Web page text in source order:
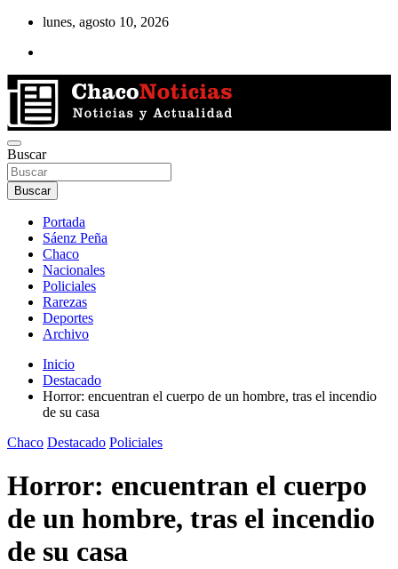
Saltar
contenido
lunes, agosto 10, 2026
Chaco Noticias
Noticias de la región del Chaco
Buscar
Buscar
Portada
Sáenz Peña
Chaco
Nacionales
Policiales
Rarezas
Deportes
Archivo
Inicio
Destacado
Horror: encuentran el cuerpo de un hombre, tras el incendio
de su casa
Chaco Destacado Policiales
Horror: encuentran el cuerpo
de un hombre, tras el incendio
de su casa